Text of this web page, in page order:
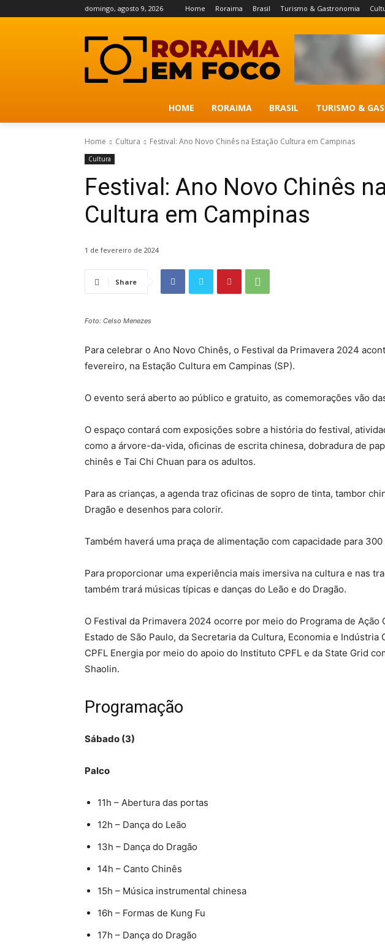
domingo, agosto 9, 2026 Home Roraima Brasil Turismo & Gastronomia
HOME RORAIMA BRASIL TURISMO &
Home Cultura Festival: Ano Novo Chinês na Estação Cultura em Campinas
Cultura
Festival: Ano Novo Chinês
Cultura em Campinas
1 de fevereiro de 2024
Share
Foto: Celso Menezes
Para celebrar o Ano Novo Chinês, o Festival da Primavera 2024
fevereiro, na Estação Cultura em Campinas (SP).
O evento será aberto ao público e gratuito, as comemorações vão
O espaço contará com exposições sobre a história do festival,
como a árvore-da-vida, oficinas de escrita chinesa, dobradura de
chinês e Tai Chi Chuan para os adultos.
Para as crianças, a agenda traz oficinas de sopro de tinta, tambor
Dragão e desenhos para colorir.
Também haverá uma praça de alimentação com capacidade para 300
Para proporcionar uma experiência mais imersiva na cultura e nas
também trará músicas típicas e danças do Leão e do Dragão.
O Festival da Primavera 2024 ocorre por meio do Programa de Ação
Estado de São Paulo, da Secretaria da Cultura, Economia e
CPFL Energia por meio do apoio do Instituto CPFL e da State Grid
Shaolin.
Programação
Sábado (3)
Palco
11h – Abertura das portas
12h – Dança do Leão
13h – Dança do Dragão
14h – Canto Chinês
15h – Música instrumental chinesa
16h – Formas de Kung Fu
17h – Dança do Dragão